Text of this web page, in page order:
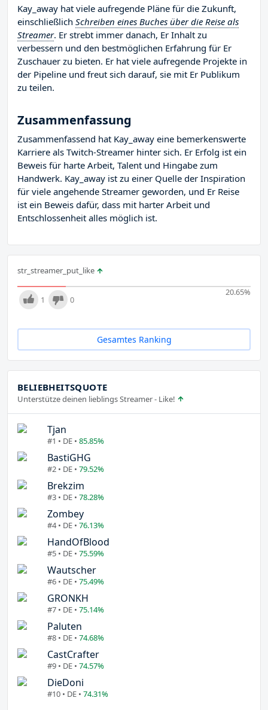
Kay_away hat viele aufregende Pläne für die Zukunft,
einschließlich Schreiben eines Buches über die Reise als
Streamer. Er strebt immer danach, Er Inhalt zu
verbessern und den bestmöglichen Erfahrung für Er
Zuschauer zu bieten. Er hat viele aufregende Projekte in
der Pipeline und freut sich darauf, sie mit Er Publikum
zu teilen.
Zusammenfassung
Zusammenfassend hat Kay_away eine bemerkenswerte
Karriere als Twitch-Streamer hinter sich. Er Erfolg ist ein
Beweis für harte Arbeit, Talent und Hingabe zum
Handwerk. Kay_away ist zu einer Quelle der Inspiration
für viele angehende Streamer geworden, und Er Reise
ist ein Beweis dafür, dass mit harter Arbeit und
Entschlossenheit alles möglich ist.
str_streamer_put_like
20.65%
1 0
Gesamtes Ranking
BELIEBHEITSQUOTE
Unterstütze deinen lieblings Streamer - Like!
Tjan
#1 • DE • 85.85%
BastiGHG
#2 • DE • 79.52%
Brekzim
#3 • DE • 78.28%
Zombey
#4 • DE • 76.13%
HandOfBlood
#5 • DE • 75.59%
Wautscher
#6 • DE • 75.49%
GRONKH
#7 • DE • 75.14%
Paluten
#8 • DE • 74.68%
CastCrafter
#9 • DE • 74.57%
DieDoni
#10 • DE • 74.31%